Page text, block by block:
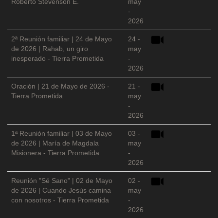
-
2026
2ª Reunión familiar | 24 de Mayo
de 2026 | Rahab, un giro
inesperado - Tierra Prometida
24 -
may
-
2026
Oración | 21 de Mayo de 2026 -
Tierra Prometida
21 -
may
-
2026
1ª Reunión familiar | 03 de Mayo
de 2026 | María de Magdala
Misionera - Tierra Prometida
03 -
may
-
2026
Reunión "Sé Sano" | 02 de Mayo
de 2026 | Cuando Jesús camina
con nosotros - Tierra Prometida
02 -
may
-
2026